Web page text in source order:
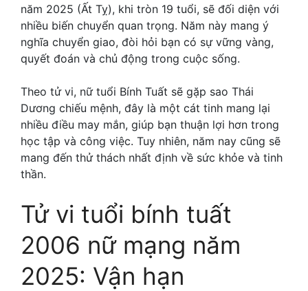
năm 2025 (Ất Tỵ), khi tròn 19 tuổi, sẽ đối diện với
nhiều biến chuyển quan trọng. Năm này mang ý
nghĩa chuyển giao, đòi hỏi bạn có sự vững vàng,
quyết đoán và chủ động trong cuộc sống.
Theo tử vi, nữ tuổi Bính Tuất sẽ gặp sao Thái
Dương chiếu mệnh, đây là một cát tinh mang lại
nhiều điều may mắn, giúp bạn thuận lợi hơn trong
học tập và công việc. Tuy nhiên, năm nay cũng sẽ
mang đến thử thách nhất định về sức khỏe và tinh
thần.
Tử vi tuổi bính tuất
2006 nữ mạng năm
2025: Vận hạn